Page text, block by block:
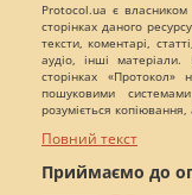
Protocol.ua є
сторінках даного
тексти, коментарі,
аудіо, інші
сторінках «Протокол»
пошуковими
розуміється
Повний текст
Приймаємо до